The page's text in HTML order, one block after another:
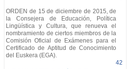
ORDEN de 15 de diciembre de 2015, de
la Consejera de Educación, Política
Lingüística y Cultura, que renueva el
nombramiento de ciertos miembros de la
Comisión Oficial de Exámenes para el
Certificado de Aptitud de Conocimiento
del Euskera (EGA).
42